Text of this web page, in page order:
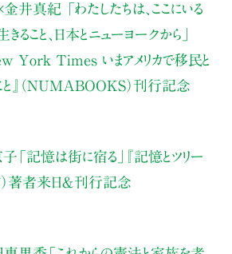
真紀 「わたしたちは、ここにいる
こと、日本とニューヨークから」
York Times いまアメリカで移民と
こと』（NUMABOOKS）刊行記念
子 「記憶は街に宿る」
『記憶とツリー
）著者来日＆刊行記念